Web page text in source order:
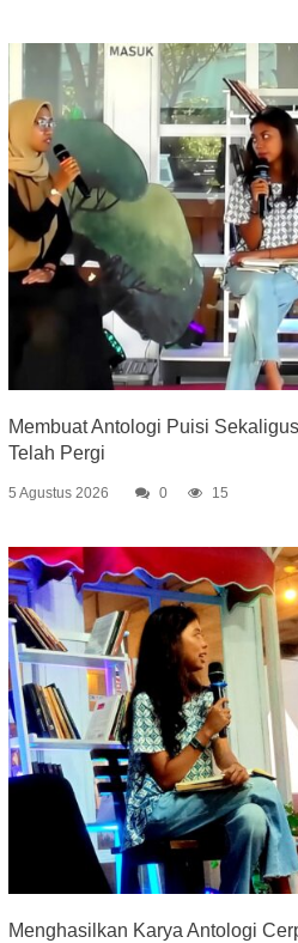
Membuat Antologi Puisi
Telah Pergi
5 Agustus 2026 0 15
Menghasilkan Karya Antologi